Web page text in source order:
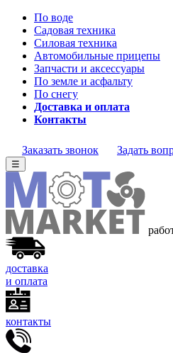
По воде
Садовая техника
Силовая техника
Автомобильные прицепы
Запчасти и аксессуары
По земле и асфальту
По снегу
Доставка и оплата
Контакты
Заказать звонок Задать
☰
доставка
и оплата
контакты